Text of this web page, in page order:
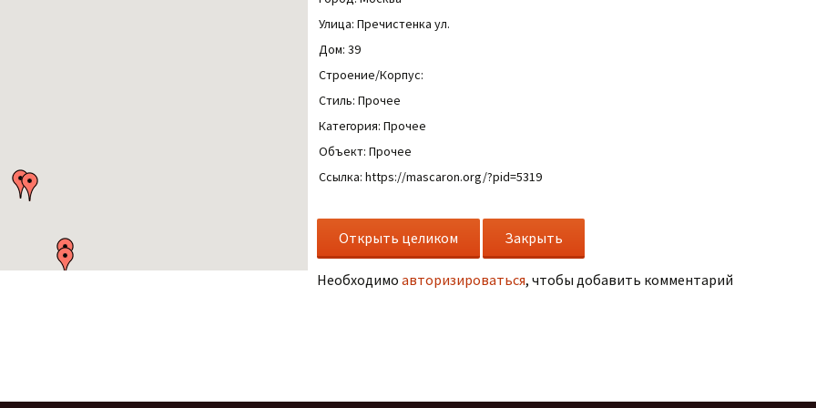
Улица: Пречистенка ул.
Дом: 39
Строение/Корпус:
Стиль: Прочее
Категория: Прочее
Объект: Прочее
Ссылка: https://mascaron.org/?pid=5319
Необходимо авторизироваться, чтобы добавить комментарий